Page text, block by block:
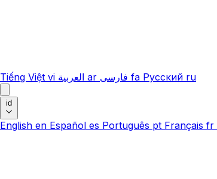
Tiếng Việt vi العربية ar فارسی fa Русский ru
id
English en Español es Português pt Français fr